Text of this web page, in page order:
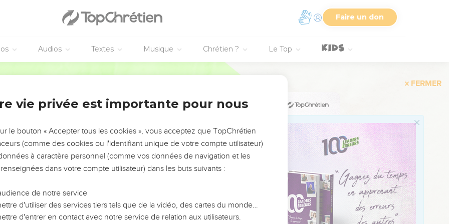
Faire un don
Audios Textes Musique Chrétien ? Le Top
sans doute continué, comme par le passé, à offrir des sacrifices, mais sans que sa
(
Psaumes 32.3-4). Il avait ainsi éprouvé la vérité de la parole de Samuel :
à la condamnation du péché, réalisée en la personne du Seigneur. Quant aux
captif.
nous transporte au temps de la captivité de Babylone. Dans la bouche de David,
le sens spirituel indiqué par Calvin : Il n'avait pas tenu à lui que tout le règne de
Il requiert toutefois que Dieu, par sa miséricorde, rétablisse l'Eglise. Même un
dans le psaume, si bien terminé par le verset 19 un élément qui semble lui être
comprend pas que le psalmiste énumère différentes sortes d'offrandes, au moment où
Le peuple captif, passant par une repentance analogue à celle de David, a chanté
de sa propre repentance, mais il a senti le besoin d'y ajouter une prière
à sa situation de ce moment-là.
vie privée est importante pour nous
le bouton « Accepter tous les cookies », vous acceptez que TopChrétien
(comme des cookies ou l'identifiant unique de votre compte utilisateur)
à caractère personnel (comme vos données de navigation et les
dans votre compte utilisateur) dans les buts suivants :
de notre service
d'utiliser des services tiers tels que de la vidéo, des cartes du monde…
d'entrer en contact avec notre service de relation aux utilisateurs.